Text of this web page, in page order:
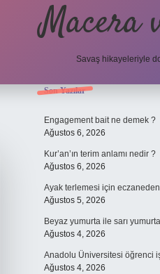
Macera
Savaş hikayeleriyle
Sidebar
Son Yazılar
Engagement bait ne demek ?
Ağustos 6, 2026
Kur’an’ın terim anlamı nedir ?
Ağustos 6, 2026
Ayak terlemesi için eczaneden
Ağustos 5, 2026
Beyaz yumurta ile sarı
Ağustos 4, 2026
Anadolu Üniversitesi öğrenci
Ağustos 4, 2026